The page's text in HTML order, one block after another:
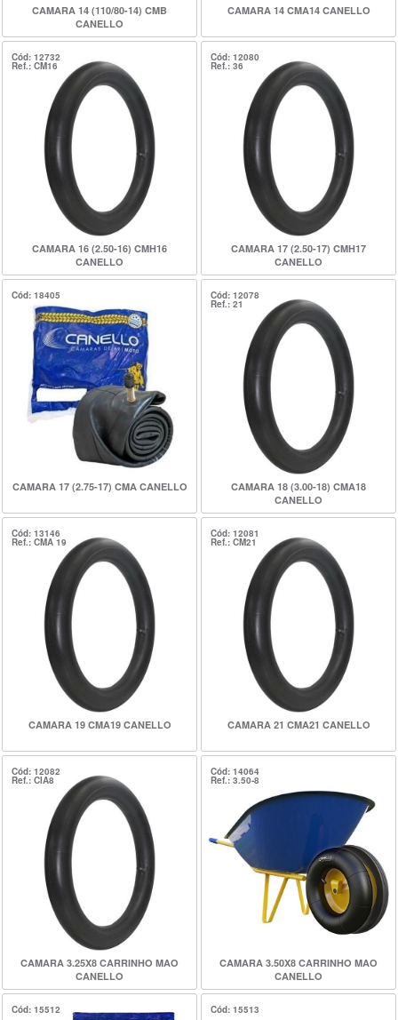
CAMARA 14 (110/80-14) CMB
CANELLO
CAMARA 14 CMA14 CANELLO
Cód: 12732
Ref.: CM16
CAMARA 16 (2.50-16) CMH16
CANELLO
Cód: 12080
Ref.: 36
CAMARA 17 (2.50-17) CMH17
CANELLO
Cód: 18405
CAMARA 17 (2.75-17) CMA CANELLO
Cód: 12078
Ref.: 21
CAMARA 18 (3.00-18) CMA18
CANELLO
Cód: 13146
Ref.: CMA 19
CAMARA 19 CMA19 CANELLO
Cód: 12081
Ref.: CM21
CAMARA 21 CMA21 CANELLO
Cód: 12082
Ref.: CIA8
CAMARA 3.25X8 CARRINHO MAO
CANELLO
Cód: 14064
Ref.: 3.50-8
CAMARA 3.50X8 CARRINHO MAO
CANELLO
Cód: 15512 Cód: 15513